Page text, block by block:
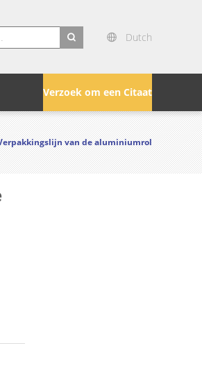
Dutch
Verzoek om een Citaat
van de aluminiumrol